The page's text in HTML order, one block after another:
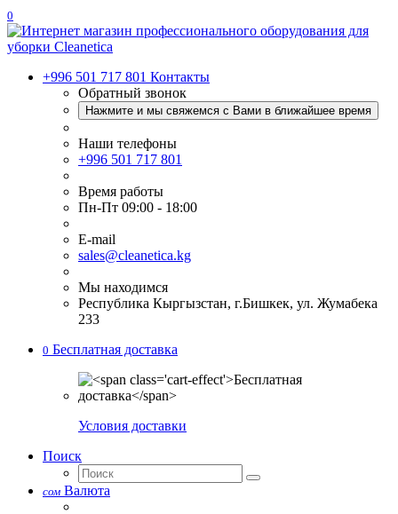
0
+996 501 717 801 Контакты
Обратный звонок
Нажмите и мы свяжемся с Вами в ближайшее время
Наши телефоны
+996 501 717 801
Время работы
Пн-Пт 09:00 - 18:00
E-mail
sales@cleanetica.kg
Мы находимся
Республика Кыргызстан, г.Бишкек, ул. Жумабека
233
0 Бесплатная доставка
Условия доставки
Поиск
сом Валюта